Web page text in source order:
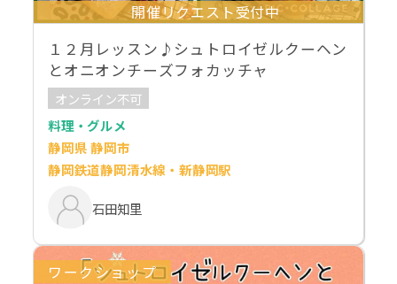
開催リクエスト受付中
１２月レッスン♪シュトロイゼルクーヘン
とオニオンチーズフォカッチャ
オンライン不可
料理・グルメ
静岡県 静岡市
静岡鉄道静岡清水線・新静岡駅
石田知里
ワークショップ